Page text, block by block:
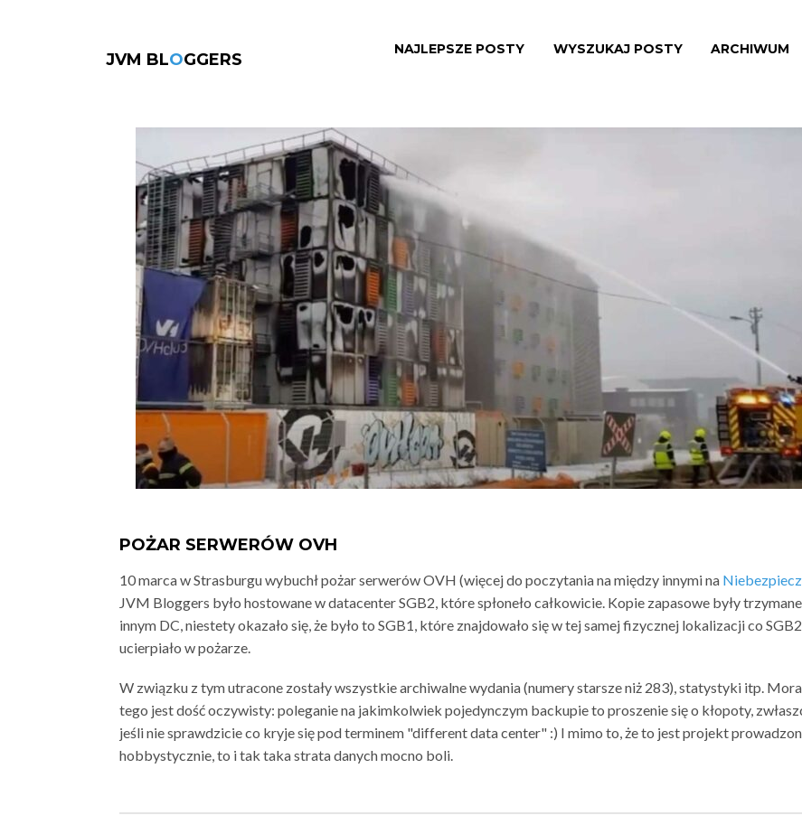
JVM BLOGGERS
NAJLEPSZE POSTY WYSZUKAJ POSTY ARCHIWUM
POŻAR SERWERÓW OVH
10 marca w Strasburgu wybuchł pożar serwerów OVH (więcej do poczytania na między innymi na
JVM Bloggers było hostowane w datacenter SGB2, które spłoneło całkowicie. Kopie zapasowe były
innym DC, niestety okazało się, że było to SGB1, które znajdowało się w tej samej fizycznej lokalizacji co
ucierpiało w pożarze.
W związku z tym utracone zostały wszystkie archiwalne wydania (numery starsze niż 283), statystyki itp.
tego jest dość oczywisty: poleganie na jakimkolwiek pojedynczym backupie to proszenie się o kłopoty,
jeśli nie sprawdzicie co kryje się pod terminem "different data center" :) I mimo to, że to jest projekt
hobbystycznie, to i tak taka strata danych mocno boli.